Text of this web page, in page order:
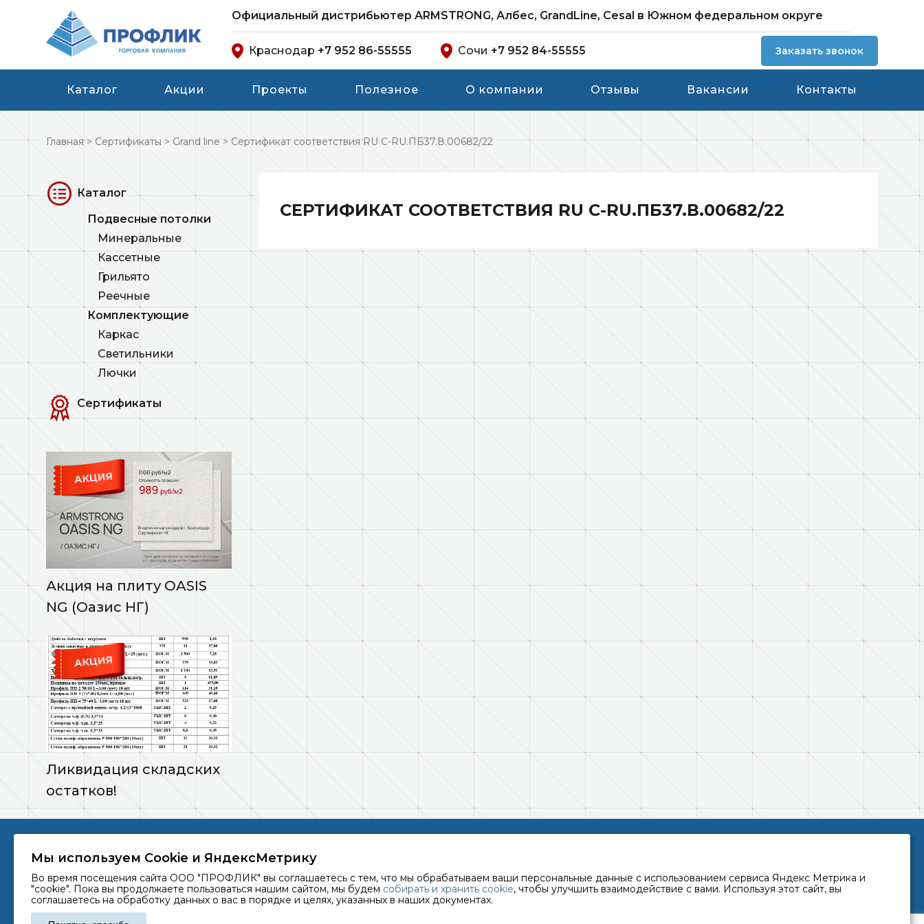
Официальный дистрибьютер ARMSTRONG, Албес, GrandLine, Cesal в Южном федеральном округе
Краснодар +7 952 86-55555 Сочи +7 952 84-55555 Заказать звонок
Каталог Акции Проекты Полезное О компании Отзывы Вакансии Контакты
Главная> Сертификаты > Grand line > Сертификат соответствия RU C-RU.ПБ37.В.00682/22
Каталог
Подвесные потолки
Минеральные
Кассетные
Грильято
Реечные
Комплектующие
Каркас
Светильники
Лючки
Сертификаты
Акция на плиту OASIS
NG (Оазис НГ)
Ликвидация складских
остатков!
СЕРТИФИКАТ СООТВЕТСТВИЯ RU C-RU.ПБ37.В.00682/22
ООО «ПРОФЛИК» © 2026
г. Краснодар, ул. Уральская, 97,
литер А, офис 301
+7 952 86-55555
+7 952 84-55555
Согласие на обработку персональных данных
Политика защиты и обработки персональных
Мы используем Сookie и ЯндексМетрику
Во время посещения сайта ООО "ПРОФЛИК" вы соглашаетесь с тем, что мы обрабатываем ваши персональные данные с использованием сервиса Яндекс Метрика и
"cookie". Пока вы продолжаете пользоваться нашим сайтом, мы будем собирать и хранить cookie, чтобы улучшить взаимодействие с вами. Используя этот сайт, вы
соглашаетесь на обработку данных о вас в порядке и целях, указанных в наших документах.